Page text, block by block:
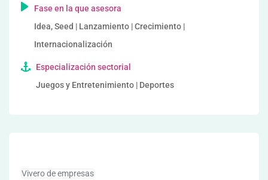
Fase en la que asesora
Idea, Seed | Lanzamiento | Crecimiento |
Internacionalización
Especialización sectorial
Juegos y Entretenimiento | Deportes
Vivero de empresas